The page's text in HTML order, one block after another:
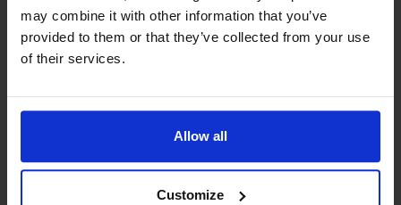
may combine it with other information that you’ve
provided to them or that they’ve collected from your use
of their services.
Allow all
Customize
We groeien gecontroleerd, zonder
- Sander, Founder
Van retailer naar
softwarebouwer
Zo is Stockpilot ontstaan. Wat begon als een
heel Europa. De missie is hetzelfde gebleven:
multichannel verkopen eenvoudig maken.